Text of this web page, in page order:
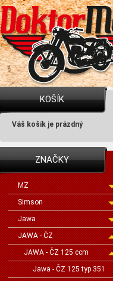
KOŠÍK
Váš košík je prázdný
ZNAČKY
MZ
Simson
Jawa
JAWA - ČZ
JAWA - ČZ 125 ccm
Jawa - ČZ 125 typ 351